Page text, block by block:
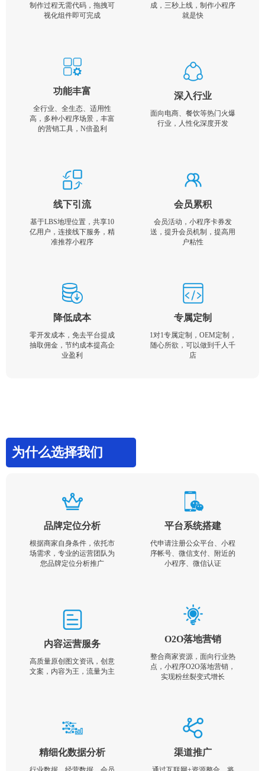
制作过程无需代码，拖拽可
视化组件即可完成
成，三秒上线，制作小程序
就是快
功能丰富
全行业、全生态、适用性
高，多种小程序场景，丰富
的营销工具，N倍盈利
深入行业
面向电商、餐饮等热门火爆
行业，人性化深度开发
线下引流
基于LBS地理位置，共享10
亿用户，连接线下服务，精
准推荐小程序
会员累积
会员活动，小程序卡券发
送，提升会员机制，提高用
户粘性
降低成本
零开发成本，免去平台提成
抽取佣金，节约成本提高企
业盈利
专属定制
1对1专属定制，OEM定制，
随心所欲，可以做到千人千
店
为什么选择我们
品牌定位分析
根据商家自身条件，依托市
场需求，专业的运营团队为
您品牌定位分析推广
平台系统搭建
代申请注册公众平台、小程
序帐号、微信支付、附近的
小程序、微信认证
内容运营服务
高质量原创图文资讯，创意
文案，内容为王，流量为主
O2O落地营销
整合商家资源，面向行业热
点，小程序O2O落地营销，
实现粉丝裂变式增长
精细化数据分析 渠道推广